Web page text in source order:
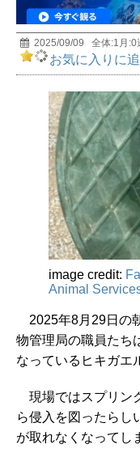
2025/09/09 全体:1 月:0
お気に入りに
image credit:
Animal
2025年8月29日の
物管理局の職員たち
なっているヒキガエ
現場ではスプリン
ら侵入を図ったらし
が取れなくなってし